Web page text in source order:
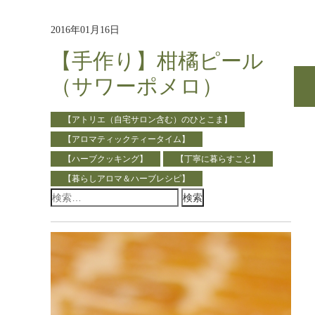
2016年01月16日
【手作り】柑橘ピール
（サワーポメロ）
【アトリエ（自宅サロン含む）のひとこま】
【アロマティックティータイム】
【ハーブクッキング】
【丁寧に暮らすこと】
【暮らしアロマ＆ハーブレシピ】
検